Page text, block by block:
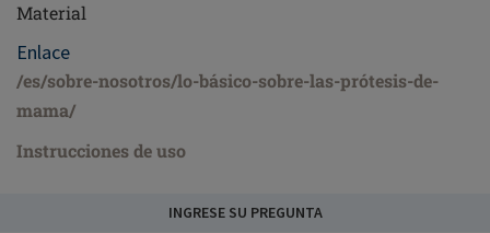
Material
Enlace
/es/sobre-nosotros/lo-básico-sobre-las-prótesis-de-
mama/
Instrucciones de uso
INGRESE SU PREGUNTA